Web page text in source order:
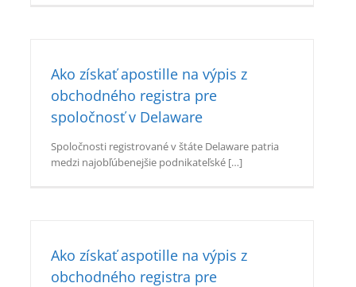
Ako získať apostille na výpis z
obchodného registra pre
spoločnosť v Delaware
Spoločnosti registrované v štáte Delaware patria
medzi najobľúbenejšie podnikateľské […]
Ako získať aspotille na výpis z
obchodného registra pre